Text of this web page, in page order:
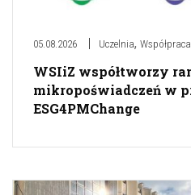
05.08.2026 Uczelnia, Współpraca
WSIiZ współtworzy
mikropoświadczeń w
ESG4PMChange